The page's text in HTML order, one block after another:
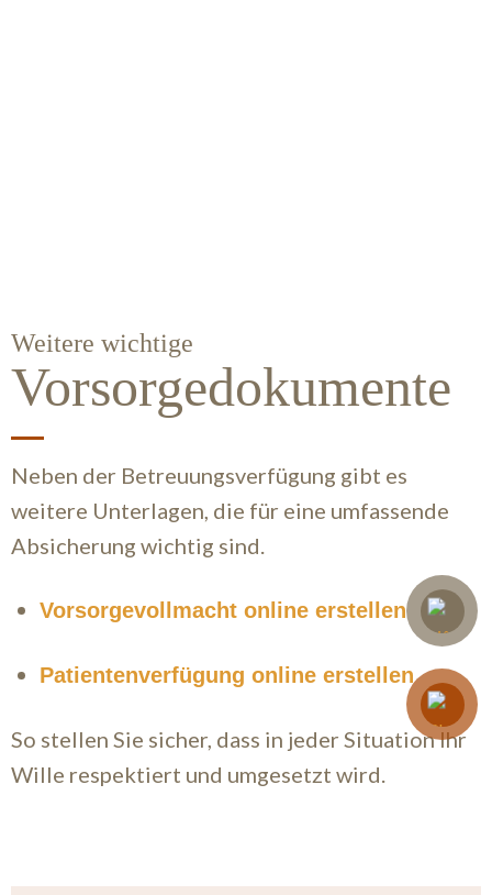
Weitere wichtige
Vorsorgedokumente
Neben der Betreuungsverfügung gibt es
weitere Unterlagen, die für eine umfassende
Absicherung wichtig sind.
Vorsorgevollmacht online erstellen
Patientenverfügung online erstellen
So stellen Sie sicher, dass in jeder Situation Ihr
Wille respektiert und umgesetzt wird.